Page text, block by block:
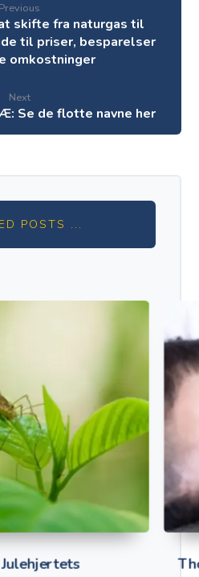
Previous
skifte fra naturgas til
til priser, besparelser
omkostninger
Next
Se de flotte navne her
POSTS ...